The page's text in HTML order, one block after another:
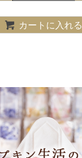
カートに入れる